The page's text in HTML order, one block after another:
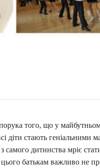
того, що у
діти стають геніальними
дитинства мріє
батькам важливо не